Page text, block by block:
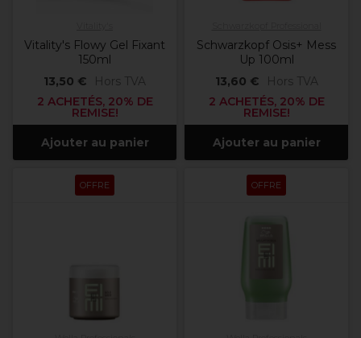
Vitality's Flowy Gel Fixant
150ml
13,50 €
Hors TVA
2 ACHETÉS, 20% DE
REMISE!
Ajouter au panier
Schwarzkopf Osis+ Mess
Up 100ml
13,60 €
Hors TVA
2 ACHETÉS, 20% DE
REMISE!
Ajouter au panier
OFFRE OFFRE